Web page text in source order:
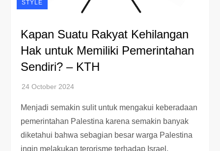
STYLE
Kapan Suatu Rakyat Kehilangan
Hak untuk Memiliki Pemerintahan
Sendiri? – KTH
Menjadi semakin sulit untuk mengakui keberadaan
pemerintahan Palestina karena semakin banyak
diketahui bahwa sebagian besar warga Palestina
ingin melakukan terorisme terhadap Israel.